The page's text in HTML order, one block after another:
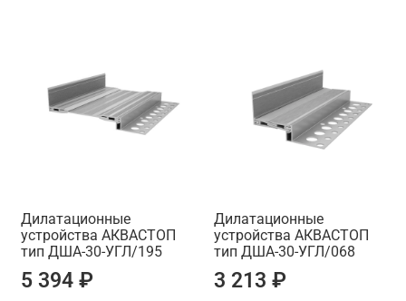
Дилатационные
устройства АКВАСТОП
тип ДША-30-УГЛ/195
5 394 ₽
Дилатационные
устройства АКВАСТОП
тип ДША-30-УГЛ/068
3 213 ₽